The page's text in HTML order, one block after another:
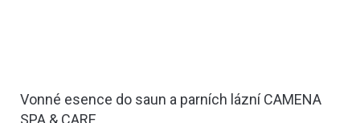
Vonné esence do saun a parních lázní CAMENA